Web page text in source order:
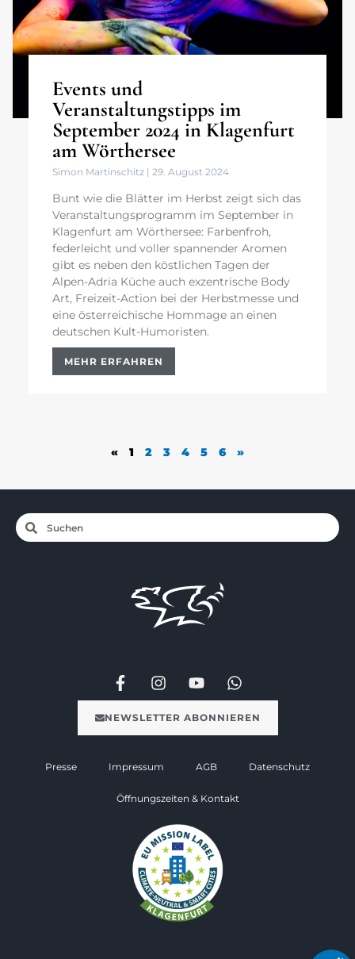
Events und
Veranstaltungstipps im
September 2024 in Klagenfurt
am Wörthersee
Simon Martinschitz 29. August 2024
Bunt wie die Blätter im Herbst zeigt sich das
Veranstaltungsprogramm im September in
Klagenfurt am Wörthersee: Farbenfroh,
federleicht und voller spannender Aromen
gibt es neben den köstlichen Tagen der
Alpen-Adria Küche auch exzentrische Body
Art, Freizeit-Action bei der Herbstmesse und
eine österreichische Hommage an einen
deutschen Kult-Humoristen.
MEHR ERFAHREN
« 1 2 3 4 5 6 »
NEWSLETTER ABONNIEREN
Presse Impressum AGB Datenschutz
Öffnungszeiten & Kontakt